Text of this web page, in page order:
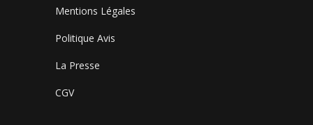
Mentions Légales
Politique Avis
La Presse
CGV